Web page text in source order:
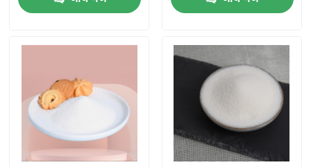
समाचार
एक उद्धरण का अनुरोध करें